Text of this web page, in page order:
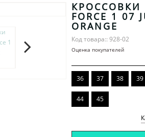
КРОССОВКИ
FORCE 1 07
ORANGE
Код товара:: 928-02
Оценка покупателей
36 37 38 39
44 45